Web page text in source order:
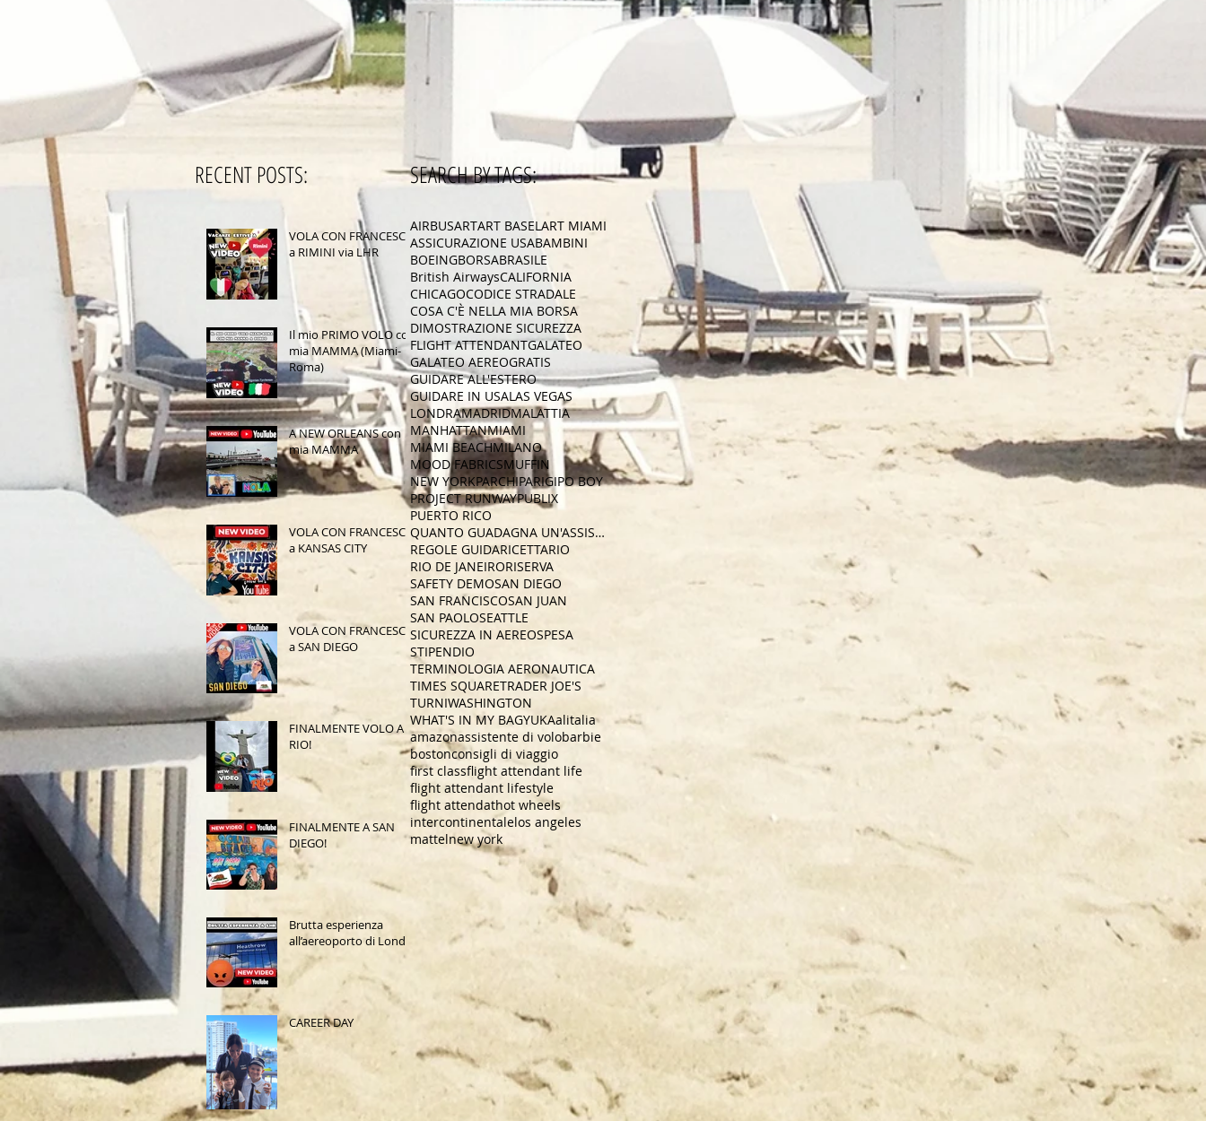
RECENT POSTS: SEARCH BY TAGS:
VOLA CON FRANCESCA
a RIMINI via LHR
Il mio PRIMO VOLO con
mia MAMMA (Miami-
Roma)
A NEW ORLEANS con
mia MAMMA
VOLA CON FRANCESCA
a KANSAS CITY
VOLA CON FRANCESCA
a SAN DIEGO
FINALMENTE VOLO A
RIO!
FINALMENTE A SAN
DIEGO!
Brutta esperienza
all’aereoporto di Londra
CAREER DAY
AIRBUSARTART BASELART MIAMI
ASSICURAZIONE USABAMBINI
BOEINGBORSABRASILE
British AirwaysCALIFORNIA
CHICAGOCODICE STRADALE
COSA C'È NELLA MIA BORSA
DIMOSTRAZIONE SICUREZZA
FLIGHT ATTENDANTGALATEO
GALATEO AEREOGRATIS
GUIDARE ALL'ESTERO
GUIDARE IN USALAS VEGAS
LONDRAMADRIDMALATTIA
MANHATTANMIAMI
MIAMI BEACHMILANO
MOOD FABRICSMUFFIN
NEW YORKPARCHIPARIGIPO BOY
PROJECT RUNWAYPUBLIX
PUERTO RICO
QUANTO GUADAGNA UN'ASSISTENTE DI VOLO
REGOLE GUIDARICETTARIO
RIO DE JANEIRORISERVA
SAFETY DEMOSAN DIEGO
SAN FRANCISCOSAN JUAN
SAN PAOLOSEATTLE
SICUREZZA IN AEREOSPESA
STIPENDIO
TERMINOLOGIA AERONAUTICA
TIMES SQUARETRADER JOE'S
TURNIWASHINGTON
WHAT'S IN MY BAGYUKAalitalia
amazonassistente di volobarbie
bostonconsigli di viaggio
first classflight attendant life
flight attendant lifestyle
flight attendathot wheels
intercontinentalelos angeles
mattelnew york